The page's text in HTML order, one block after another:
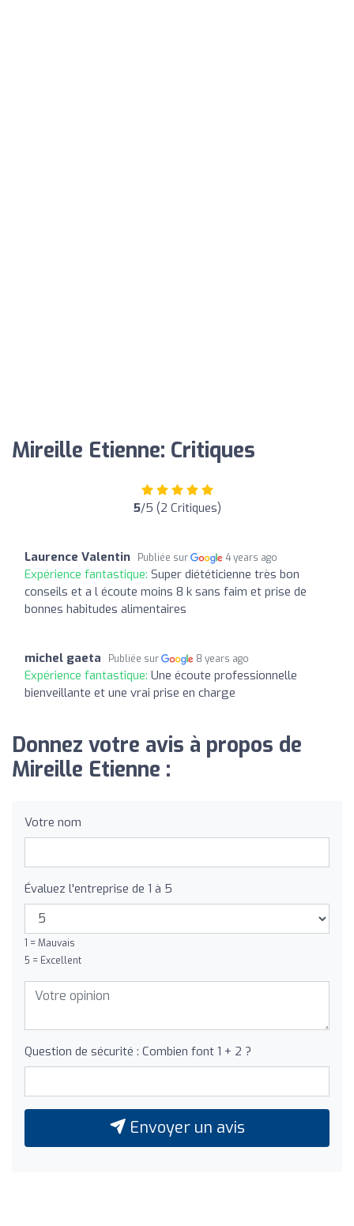
Mireille Etienne: Critiques
5/5 (2 Critiques)
Laurence Valentin Publiée sur 4 years ago
Expérience fantastique: Super diététicienne très bon
conseils et a l écoute moins 8 k sans faim et prise de
bonnes habitudes alimentaires
michel gaeta Publiée sur 8 years ago
Expérience fantastique: Une écoute professionnelle
bienveillante et une vrai prise en charge
Donnez votre avis à propos de
Mireille Etienne :
Votre nom
Évaluez l'entreprise de 1 à 5
1 = Mauvais
5 = Excellent
Question de sécurité : Combien font 1 + 2 ?
Envoyer un avis